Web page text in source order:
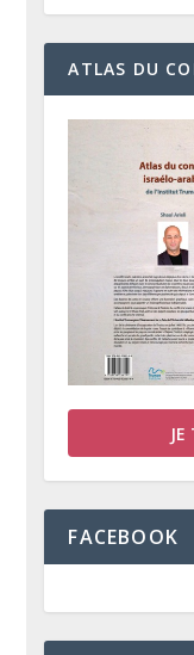
ATLAS DU
JE
FACEBOOK